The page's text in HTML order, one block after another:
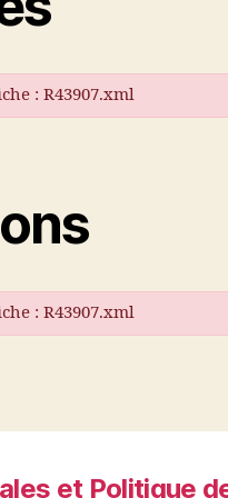
: R43907.xml
: R43907.xml
et Politique